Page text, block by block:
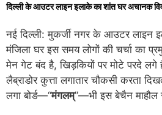
दिल्ली के आउटर लाइन इलाके का शांत घर अचानक
नई दिल्ली: मुकर्जी नगर के आउटर लाइन
मंजिला घर इस समय लोगों की चर्चा का
मेन गेट बंद है, खिड़कियों पर मोटे परदे लगे
लैब्राडोर कुत्ता लगातार चौकसी करता
लगा बोर्ड—“मंगलम्”—भी इस बेचैन माहौल